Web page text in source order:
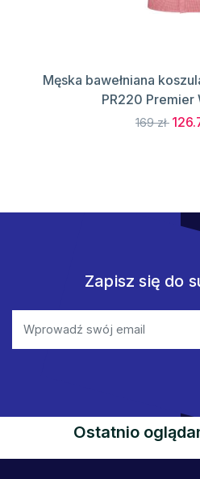
Męska bawełniana
PR220 Premier
169 zł
Zapisz się do
Ostatnio